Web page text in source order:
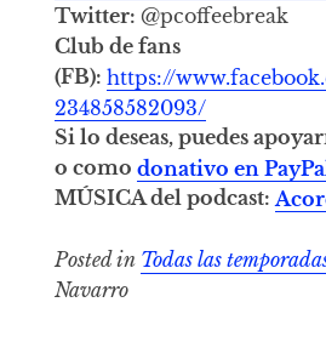
Twitter: @pcoffeebreak
Club de fans
(FB): https://
234858582093/
Si lo deseas, puedes
o como donativo en
MÚSICA del podcast:
Posted in Todas las
Navarro